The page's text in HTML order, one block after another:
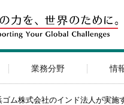
業務分野 情
ゴム株式会社のインド法人が実施